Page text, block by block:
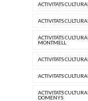
ACTIVITATS
ACTIVITATS
ACTIVITATS
MONTMELL
ACTIVITATS
ACTIVITATS
ACTIVITATS
DOMENYS